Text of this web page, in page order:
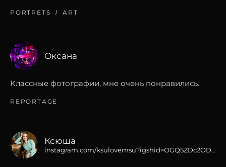
PORTRETS ART
Оксана
Классные фотографии, мне очень понравились.
REPORTAGE
Ксюша
instagram.com/ksulovemsu?igshid=OGQ5ZDc2ODk2ZA==